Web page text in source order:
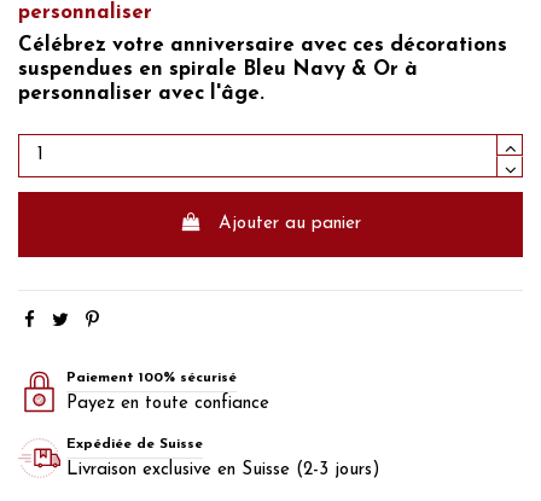
personnaliser
Célébrez votre anniversaire avec ces décorations
suspendues en spirale Bleu Navy & Or à
personnaliser avec l'âge.
Ajouter au panier
Paiement 100% sécurisé
Payez en toute confiance
Expédiée de Suisse
Livraison exclusive en Suisse (2-3 jours)